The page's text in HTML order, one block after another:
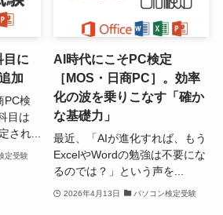
目に
加
PC検
目は
され...
定受験
AI時代にこそPC検定
［MOS・日商PC］。効率
化の波を乗りこなす「確か
な基礎力」
最近、「AIが進化すれば、もう
ExcelやWordの勉強は不要にな
るのでは？」という声を...
2026年4月13日 パソコン検定受験